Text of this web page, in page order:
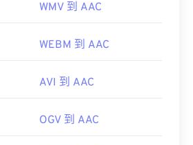
WMV 到 AAC
WEBM 到 AAC
AVI 到 AAC
OGV 到 AAC